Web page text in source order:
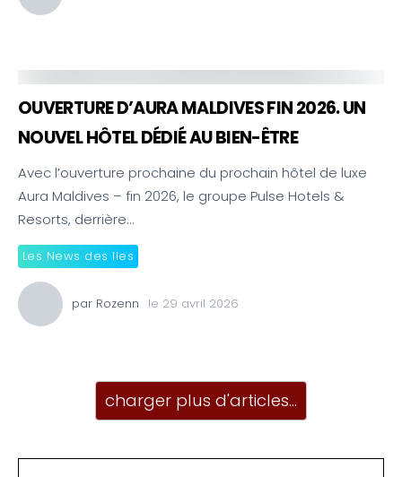
OUVERTURE D’AURA MALDIVES FIN 2026. UN
NOUVEL HÔTEL DÉDIÉ AU BIEN-ÊTRE
Les News des Iles
Avec l’ouverture prochaine du prochain hôtel de luxe
Aura Maldives – fin 2026, le groupe Pulse Hotels &
Resorts, derrière…
par Rozenn le 29 avril 2026
charger plus d'articles…